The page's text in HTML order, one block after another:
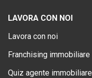
LAVORA CON NOI
Lavora con noi
Franchising immobiliare
Quiz agente immobiliare